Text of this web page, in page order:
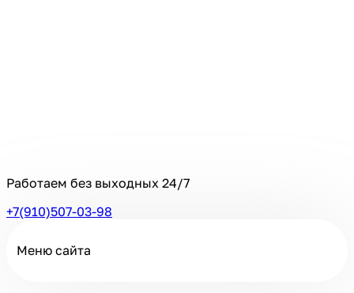
Работаем без выходных 24/7
+7(910)507-03-98
Меню сайта